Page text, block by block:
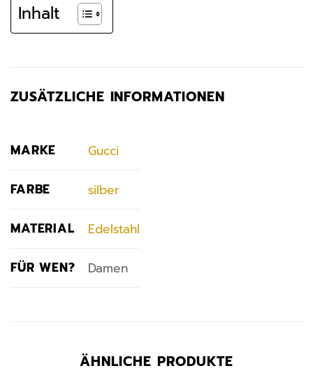
Inhalt
ZUSÄTZLICHE INFORMATIONEN
MARKE Gucci
FARBE silber
MATERIAL Edelstahl
FÜR WEN? Damen
ÄHNLICHE PRODUKTE